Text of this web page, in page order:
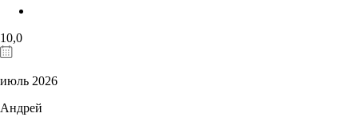
10,0
июль 2026
Андрей